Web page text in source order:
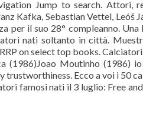
Jump to search. Attori,
Kafka, Sebastian Vettel, Leóš
per il suo 28° compleanno. Una
nati soltanto in città.
on select top books.
(1986)Joao Moutinho (1986)
trustworthiness. Ecco a voi i 50
famosi nati il 3 luglio: Free and